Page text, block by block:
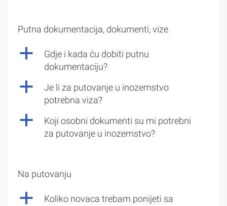
Putna dokumentacija, dokumenti, vize
a
Gdje i kada ću dobiti putnu
dokumentaciju?
a
Je li za putovanje u inozemstvo
potrebna viza?
a
Koji osobni dokumenti su mi potrebni
za putovanje u inozemstvo?
Na putovanju
a
Koliko novaca trebam ponijeti sa